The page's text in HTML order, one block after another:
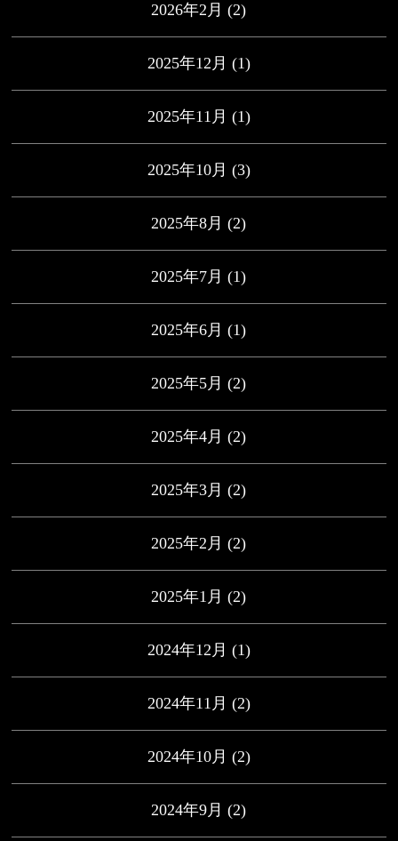
2026年2月 (2)
2025年12月 (1)
2025年11月 (1)
2025年10月 (3)
2025年8月 (2)
2025年7月 (1)
2025年6月 (1)
2025年5月 (2)
2025年4月 (2)
2025年3月 (2)
2025年2月 (2)
2025年1月 (2)
2024年12月 (1)
2024年11月 (2)
2024年10月 (2)
2024年9月 (2)